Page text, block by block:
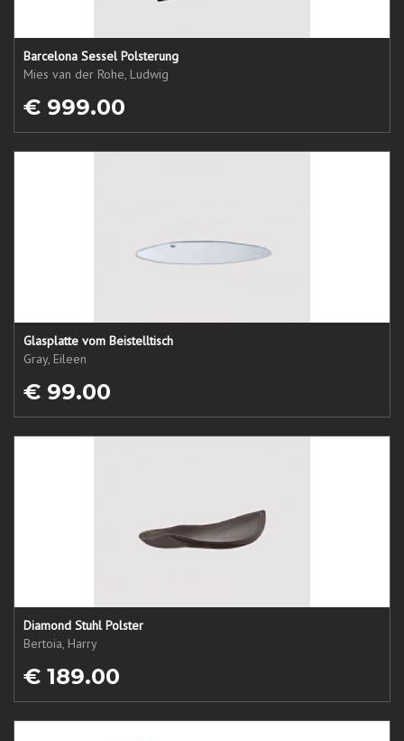
Barcelona Sessel Polsterung
Mies van der Rohe, Ludwig
€ 999.00
Glasplatte vom Beistelltisch
Gray, Eileen
€ 99.00
Diamond Stuhl Polster
Bertoia, Harry
€ 189.00